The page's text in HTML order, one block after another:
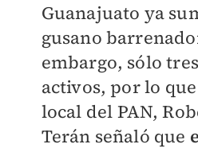
Guanajuato ya
gusano
embargo, sólo
activos, por lo
local del PAN,
Terán señaló que